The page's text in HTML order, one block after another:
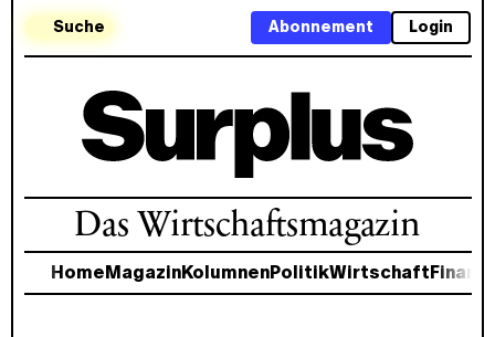
Suche Login
Abonnement
Das Wirtschaftsmagazin
Home MagazinKolumnenPolitikWirtschaft